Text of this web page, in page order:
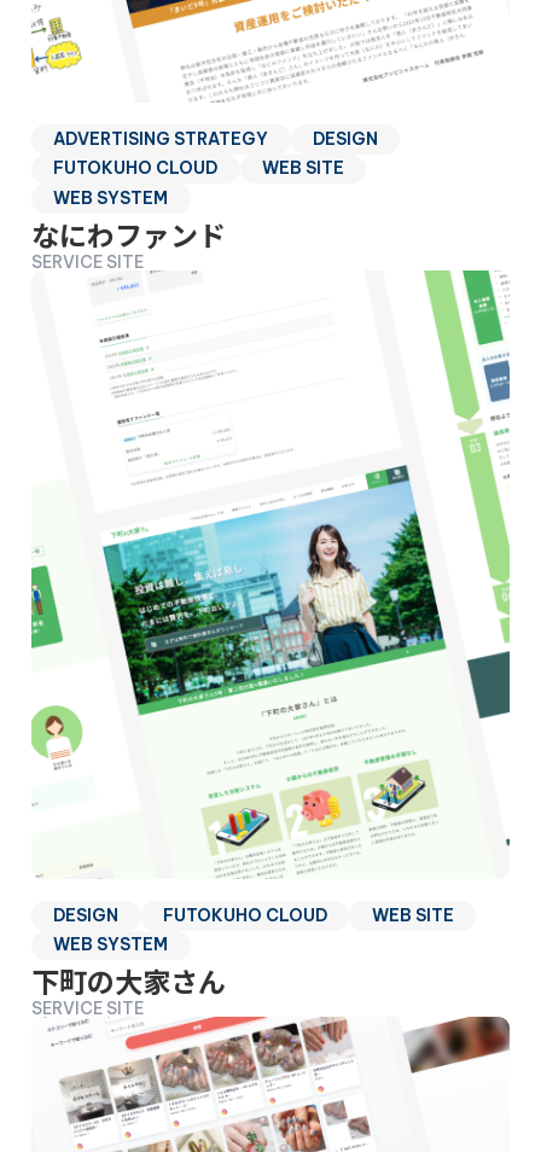
ADVERTISING STRATEGY
DESIGN
FUTOKUHO CLOUD
WEB SITE
WEB SYSTEM
なにわファンド
SERVICE SITE
DESIGN FUTOKUHO CLOUD
WEB SITE
WEB SYSTEM
下町の大家さん
SERVICE SITE